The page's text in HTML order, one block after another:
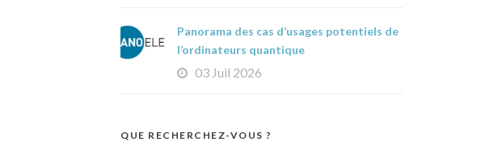
Panorama des cas d’usages potentiels de
l’ordinateurs quantique
03 Juil 2026
QUE RECHERCHEZ-VOUS ?